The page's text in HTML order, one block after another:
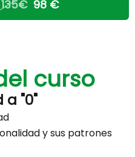
135€ 98 €
curso
a "0"
y sus patrones